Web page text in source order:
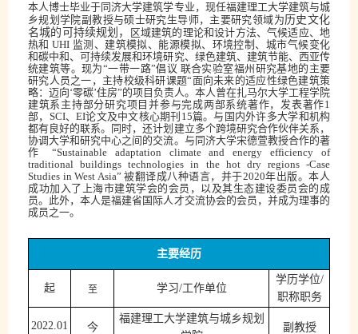
本人博士毕业于同济大学建筑学专业，现任福建理工大学建筑与城
乡规划学院副教授与硕士研究生导师，主要研究领域为历史文化
名城的可持续规划，
区域建筑的理论和设计方法、气候适应、地
热和 UHI 监测、建筑模拟、能源模拟、环境控制、城市气候变化
和碳中和、可持续发展和环境研究、绿色建筑、建筑节能、西亚传
统建筑等。现为“一带一路”倡议 联合实验室福州研究基地的主要
研究人员之一，主持校级科研课题“面向未来的适应性绿色建筑策
略：迈向‘零碳’住房”的项目负责人。本人曾在扎马尔大学工程学院
建筑系主持部分研究项目并参与完成两部系统著作，发表著作1
部， SCI、EI论文及中文核心期刊 15篇。与国内外许多大学和机构
都有良好的联系。同时，还计划建立多个跨境研究合作伙伴关系，
协调大学和研究中心之间的交流。与同济大学宋德萱教授合作的著
作
“Sustainable adaptation climate and energy efficiency of
traditional buildings technologies in the hot dry regions -Case
Studies in West Asia”被翻译成八种语言，并于2020年出版。本人
成功加入了上海市建筑学会的会员，以及其生态建设委员会的成
员。此外，本人是福建省国际人才交流协会的会员，并成为理事的
成员之一。
主要经历
起 至 学习/工作单位
学历学位/
职称职务
2022.01 今
福建理工大学建筑与城乡规划
副教授